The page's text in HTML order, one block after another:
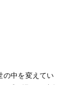
の中を変えてい